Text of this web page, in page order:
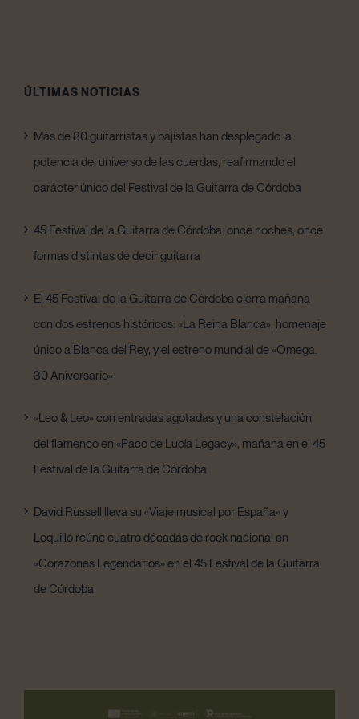
ÚLTIMAS NOTICIAS
Más de 80 guitarristas y bajistas han desplegado la
potencia del universo de las cuerdas, reafirmando el
carácter único del Festival de la Guitarra de Córdoba
45 Festival de la Guitarra de Córdoba: once noches, once
formas distintas de decir guitarra
El 45 Festival de la Guitarra de Córdoba cierra mañana
con dos estrenos históricos: «La Reina Blanca», homenaje
único a Blanca del Rey, y el estreno mundial de «Omega.
30 Aniversario»
«Leo & Leo» con entradas agotadas y una constelación
del flamenco en «Paco de Lucía Legacy», mañana en el 45
Festival de la Guitarra de Córdoba
David Russell lleva su «Viaje musical por España» y
Loquillo reúne cuatro décadas de rock nacional en
«Corazones Legendarios» en el 45 Festival de la Guitarra
de Córdoba